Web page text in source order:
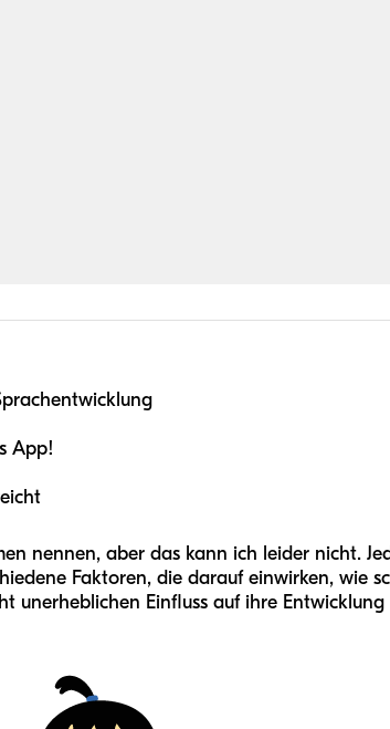
App!
nennen, aber das kann ich leider nicht.
Faktoren, die darauf einwirken, wie
unerheblichen Einfluss auf ihre